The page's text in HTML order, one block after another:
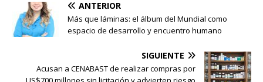
ANTERIOR
Más que láminas: el álbum del Mundial como
espacio de desarrollo y encuentro humano
SIGUIENTE
Acusan a CENABAST de realizar compras por